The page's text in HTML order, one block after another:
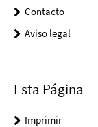
Contacto
Aviso legal
Esta Página
Imprimir